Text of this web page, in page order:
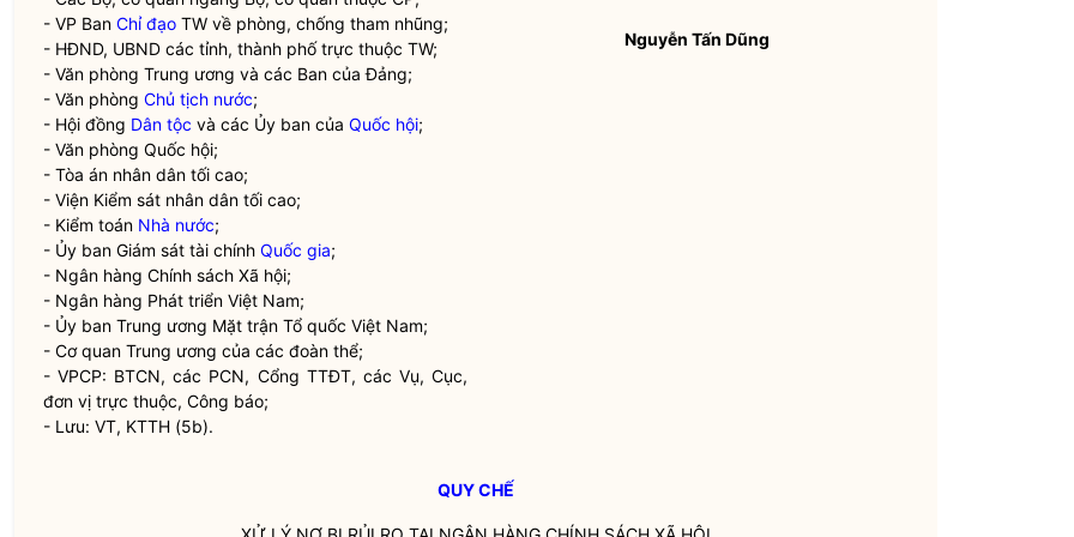
- VP BanChỉ đạo TW về phòng, chống tham nhũng;
- HĐND, UBND các tỉnh, thành phố trực thuộc TW;
- Văn phòng Trung ương và các Ban của Đảng;
- Văn phòngChủ tịch nước;
- Hội đồng Dân tộc và các Ủy ban củaQuốc hội;
- Văn phòngQuốc hội;
- Tòa án nhân dân tối cao;
- Viện Kiểm sát nhân dân tối cao;
- Kiểm toán Nhà nước;
- Ủy ban Giám sát tài chínhQuốc gia;
- Ngân hàng Chính sách Xã hội;
- Ngân hàng Phát triển Việt Nam;
- Ủy ban Trung ương Mặt trận Tổ quốc Việt Nam;
- Cơ quan Trung ương của các đoàn thể;
- VPCP: BTCN, các PCN, Cổng TTĐT, các Vụ, Cục,
đơn vị trực thuộc, Công báo;
- Lưu: VT, KTTH (5b).
Nguyễn Tấn Dũng
QUY CHẾ